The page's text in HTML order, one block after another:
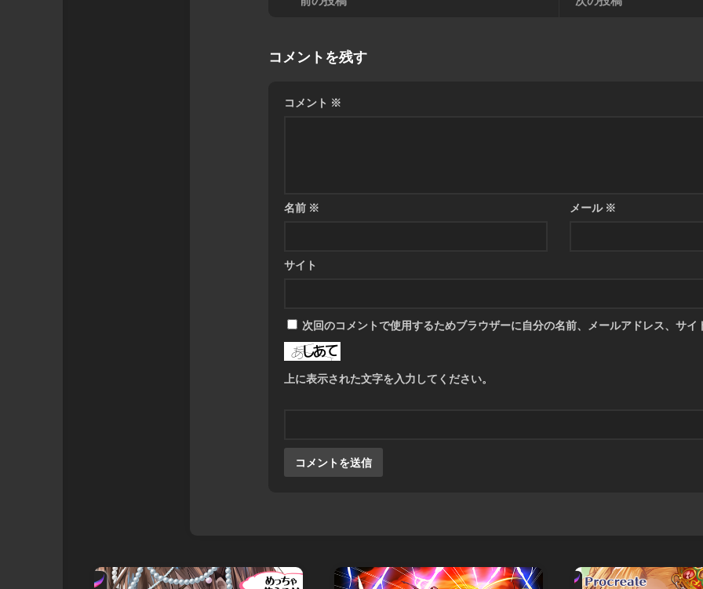
コメントを残す
コメント ※
名前 ※ メール※
サイト
次回のコメントで使用するためブラウザーに自分の名前、メールアドレス、サイ
上に表示された文字を入力してください。